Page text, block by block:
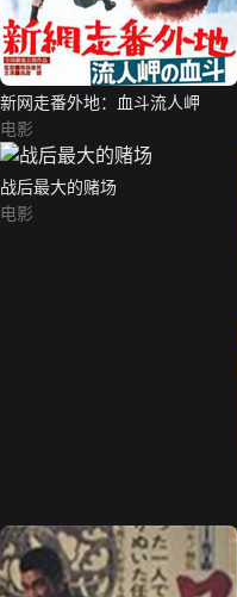
新网走番外地：血斗流人岬
电影
战后最大的赌场
电影